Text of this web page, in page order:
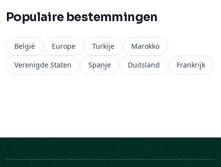
Populaire bestemmingen
België Europe Turkije
Marokko
Verenigde Staten
Spanje Duitsland Frankrijk